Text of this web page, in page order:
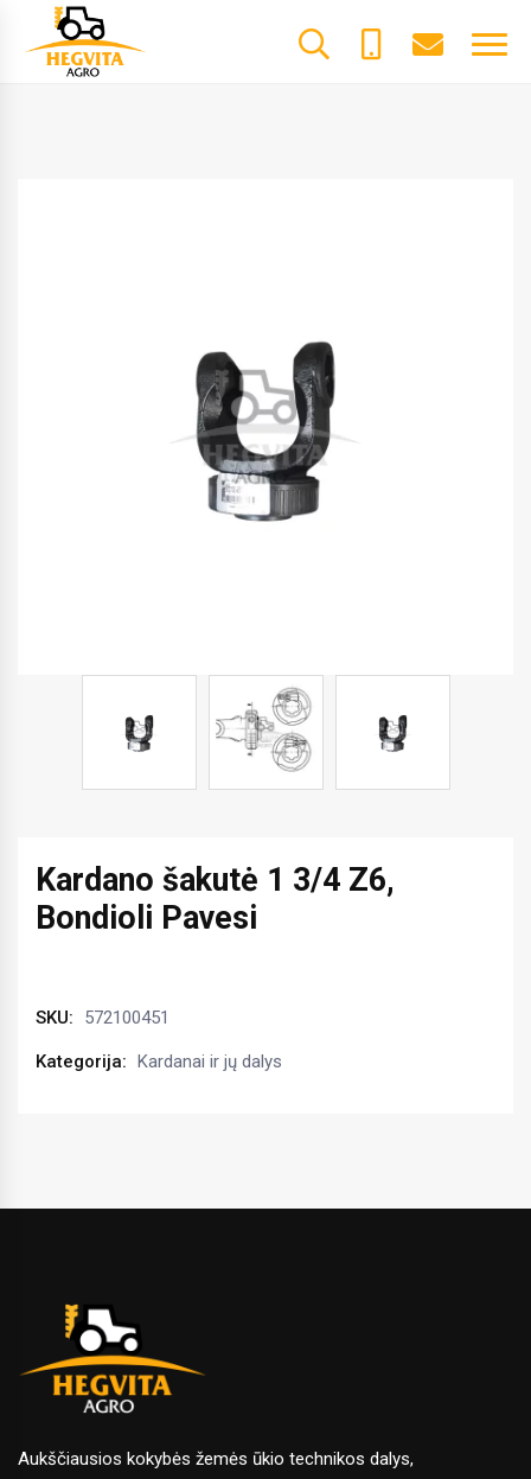
Kardano šakutė 1 3/4 Z6,
Bondioli Pavesi
SKU: 572100451
Kategorija: Kardanai ir jų dalys
Aukščiausios kokybės žemės ūkio technikos dalys,